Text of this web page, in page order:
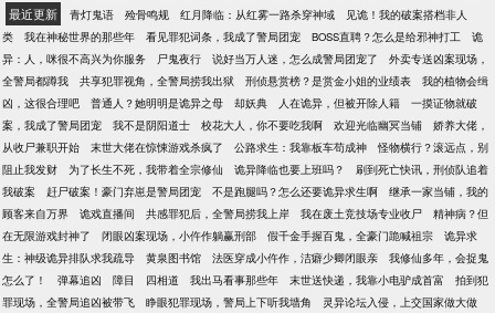
最近更新 青灯鬼语 殓骨鸣规 红月降临：从红雾一路杀穿神域
见诡！我的破案搭档非人
类
我在神秘世界的那些年 看见罪犯词条，我成了警局团宠 BOSS直聘？怎么是给邪神打工
诡
异：人，咪很不高兴为你服务
尸鬼夜行 说好当万人迷，怎么成警局团宠了
外卖专送凶案现场，
全警局都蹲我
共享犯罪视角，全警局捞我出狱 刑侦悬赏榜？是赏金小姐的业绩表
我的植物会缉
凶，这很合理吧
普通人？她明明是诡异之母 却妖典 人在诡异，但被开除人籍
一摸证物就破
案，我成了警局团宠
我不是阴阳道士 校花大人，你不要吃我啊 欢迎光临幽冥当铺
娇养大佬，
从收尸兼职开始
末世大佬在惊悚游戏杀疯了 公路求生：我靠板车苟成神
怪物横行？滚远点，别
阻止我发财
为了长生不死，我带着全宗修仙 诡异降临也要上班吗？
刷到死亡快讯，刑侦队追着
我破案
赶尸破案！豪门弃崽是警局团宠 不是跑腿吗？怎么还要诡异求生啊
继承一家当铺，我的
顾客来自万界
诡戏直播间 共感罪犯后，全警局捞我上岸 我在废土竞技场专业收尸
精神病？但
在无限游戏封神了
闭眼凶案现场，小仵作躺赢刑部 假千金手握百鬼，全豪门跪喊祖宗
诡异求
生：神级诡异排队求我疏导
黄泉图书馆 法医穿成小仵作，洁癖少卿闭眼亲
我修仙多年，会捉鬼
怎么了！
弹幕追凶 障目 四相道 我出马看事那些年 末世送快递，我靠小电驴成首富
拍到犯
罪现场，全警局追凶被带飞
睁眼犯罪现场，警局上下听我墙角
灵异论坛入侵，上交国家做大做